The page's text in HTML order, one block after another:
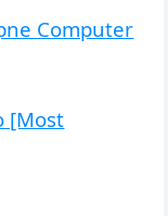
Computer
[Most